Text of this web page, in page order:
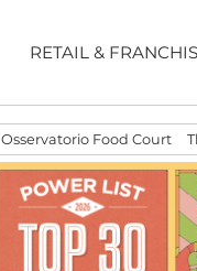
RETAIL &
Osservatorio Food Court